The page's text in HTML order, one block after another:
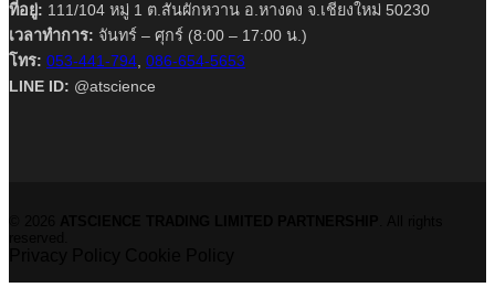
ที่อยู่: 111/104 หมู่ 1 ต.สันผักหวาน อ.หางดง จ.เชียงใหม่ 50230
เวลาทำการ: จันทร์ – ศุกร์ (8:00 – 17:00 น.)
โทร: 053-441-794, 086-654-5653
LINE ID: @atscience